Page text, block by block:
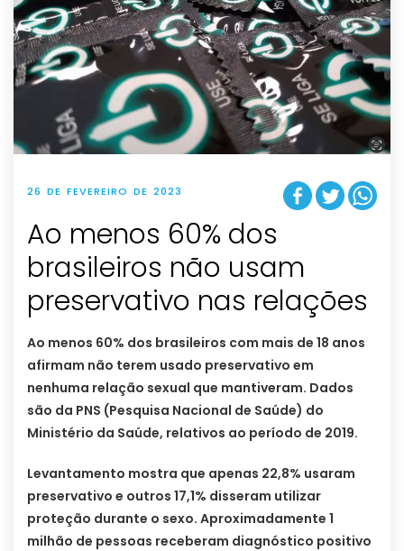
26 DE FEVEREIRO DE 2023
Ao menos 60% dos
brasileiros não usam
preservativo nas relações
Ao menos 60% dos brasileiros com mais de 18 anos
afirmam não terem usado preservativo em
nenhuma relação sexual que mantiveram. Dados
são da PNS (Pesquisa Nacional de Saúde) do
Ministério da Saúde, relativos ao período de 2019.
Levantamento mostra que apenas 22,8% usaram
preservativo e outros 17,1% disseram utilizar
proteção durante o sexo. Aproximadamente 1
milhão de pessoas receberam diagnóstico positivo